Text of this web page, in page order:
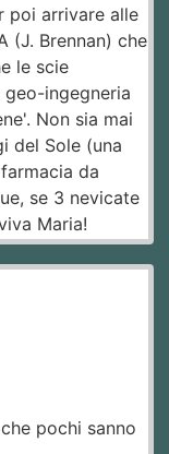
poi arrivare alle
(J. Brennan) che
le scie
ingegneria
Non sia mai
del Sole (una
da
se 3 nevicate
Maria!
pochi sanno